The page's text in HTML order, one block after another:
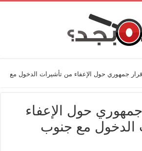
جمهوري حول الإعفاء من تأشيرات الدخول مع
حول الإعفاء
الدخول مع جنوب